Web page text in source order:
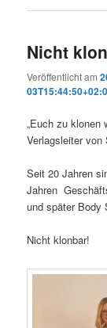
Nicht
Veröffentlicht am
„Euch zu klonen
Verlagsleiter von
Seit 20 Jahren
Jahren
und später Body
Nicht klonbar!